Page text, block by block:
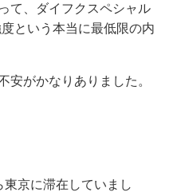
て、ダイフクスペシャル
という本当に最低限の内
安がかなりありました。
京に滞在していまし